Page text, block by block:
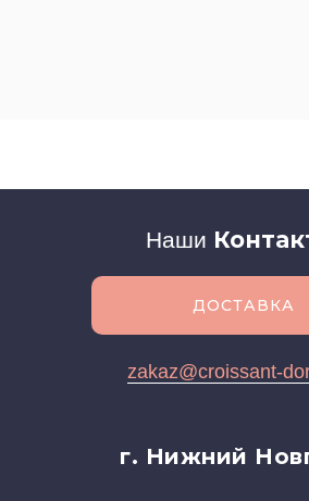
Наши
г. Нижний
ДОСТАВКА
zakaz@croissant-